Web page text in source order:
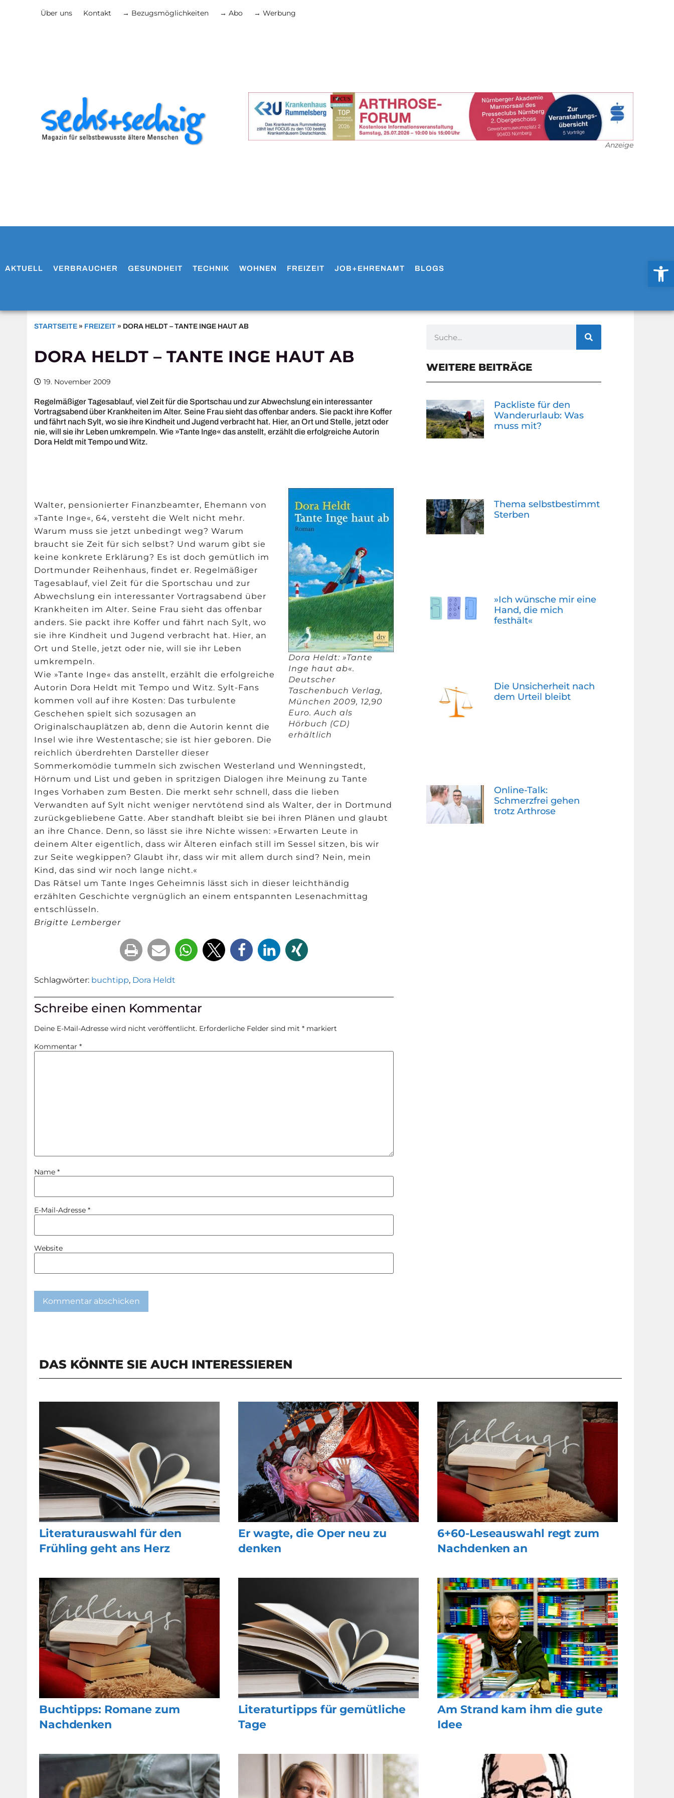
Über uns Kontakt → Bezugsmöglichkeiten → Abo → Werbung
Anzeige
AKTUELL VERBRAUCHER GESUNDHEIT TECHNIK WOHNEN FREIZEIT JOB+EHRENAMT BLOGS
STARTSEITE » FREIZEIT » DORA HELDT – TANTE INGE HAUT AB
DORA HELDT – TANTE INGE HAUT AB
19. November 2009
Regelmäßiger Tagesablauf, viel Zeit für die Sportschau und zur Abwechslung ein interessanter
Vortragsabend über Krankheiten im Alter. Seine Frau sieht das offenbar anders. Sie packt ihre Koffer
und fährt nach Sylt, wo sie ihre Kindheit und Jugend verbracht hat. Hier, an Ort und Stelle, jetzt oder
nie, will sie ihr Leben umkrempeln. Wie »Tante Inge« das anstellt, erzählt die erfolgreiche Autorin
Dora Heldt mit Tempo und Witz.
Dora Heldt: »Tante
Inge haut ab«.
Deutscher
Taschenbuch Verlag,
München 2009, 12,90
Euro. Auch als
Hörbuch (CD)
erhältlich
Walter, pensionierter Finanzbeamter, Ehemann von
»Tante Inge«, 64, versteht die Welt nicht mehr.
Warum muss sie jetzt unbedingt weg? Warum
braucht sie Zeit für sich selbst? Und warum gibt sie
keine konkrete Erklärung? Es ist doch gemütlich im
Dortmunder Reihenhaus, findet er. Regelmäßiger
Tagesablauf, viel Zeit für die Sportschau und zur
Abwechslung ein interessanter Vortragsabend über
Krankheiten im Alter. Seine Frau sieht das offenbar
anders. Sie packt ihre Koffer und fährt nach Sylt, wo
sie ihre Kindheit und Jugend verbracht hat. Hier, an
Ort und Stelle, jetzt oder nie, will sie ihr Leben
umkrempeln.
Wie »Tante Inge« das anstellt, erzählt die erfolgreiche
Autorin Dora Heldt mit Tempo und Witz. Sylt-Fans
kommen voll auf ihre Kosten: Das turbulente
Geschehen spielt sich sozusagen an
Originalschauplätzen ab, denn die Autorin kennt die
Insel wie ihre Westentasche; sie ist hier geboren. Die
reichlich überdrehten Darsteller dieser
Sommerkomödie tummeln sich zwischen Westerland und Wenningstedt,
Hörnum und List und geben in spritzigen Dialogen ihre Meinung zu Tante
Inges Vorhaben zum Besten. Die merkt sehr schnell, dass die lieben
Verwandten auf Sylt nicht weniger nervtötend sind als Walter, der in Dortmund
zurückgebliebene Gatte. Aber standhaft bleibt sie bei ihren Plänen und glaubt
an ihre Chance. Denn, so lässt sie ihre Nichte wissen: »Erwarten Leute in
deinem Alter eigentlich, dass wir Älteren einfach still im Sessel sitzen, bis wir
zur Seite wegkippen? Glaubt ihr, dass wir mit allem durch sind? Nein, mein
Kind, das sind wir noch lange nicht.«
Das Rätsel um Tante Inges Geheimnis lässt sich in dieser leichthändig
erzählten Geschichte vergnüglich an einem entspannten Lesenachmittag
entschlüsseln.
Brigitte Lemberger
Schlagwörter: buchtipp, Dora Heldt
Schreibe einen Kommentar
Deine E-Mail-Adresse wird nicht veröffentlicht. Erforderliche Felder sind mit* markiert
Kommentar*
Name*
E-Mail-Adresse*
Website
WEITERE BEITRÄGE
Packliste für den
Wanderurlaub: Was
muss mit?
Thema selbstbestimmt
Sterben
»Ich wünsche mir eine
Hand, die mich
festhält«
Die Unsicherheit nach
dem Urteil bleibt
Online-Talk:
Schmerzfrei gehen
trotz Arthrose
DAS KÖNNTE SIE AUCH INTERESSIEREN
Literaturauswahl für den
Frühling geht ans Herz
Er wagte, die Oper neu zu
denken
6+60-Leseauswahl regt zum
Nachdenken an
Buchtipps: Romane zum
Nachdenken
Literaturtipps für gemütliche
Tage
Am Strand kam ihm die gute
Idee